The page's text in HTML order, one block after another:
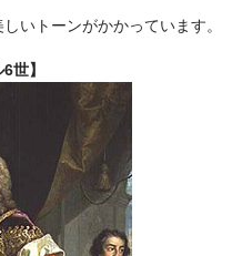
いトーンがかかっています。
世】